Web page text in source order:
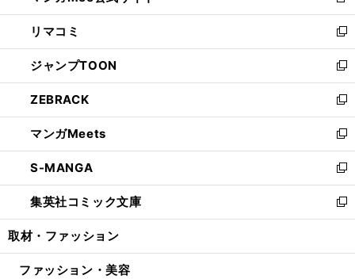
ウ
で
開
く
ン
ド
ウ
で
開
く
ウ
ィ
ン
ド
ウ
で
開
く
し
い
ウ
ィ
ン
ド
ウ
で
開
く
リマコミ
新
し
い
ウ
ィ
ン
ド
ウ
で
開
く
ジャンプTOON
新
し
い
ウ
ィ
ン
ド
ウ
で
開
ZEBRACK
新
し
い
ウ
ィ
ン
ド
ウ
開
マンガMeets
新
し
い
ウ
ィ
ン
ウ
S-MANGA
新
し
い
ウ
ン
集英社コミック文庫
新
し
ウ
取材・ファッション
ファッション・美容